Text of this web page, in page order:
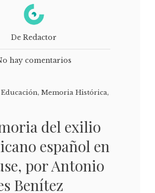
De Redactor
hay comentarios
, Memoria Histórica,
del exilio
español en
por Antonio
Benítez